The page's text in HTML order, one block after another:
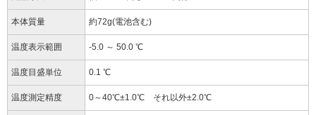
本体質量 約72g(電池含む)
温度表示範囲 -5.0 ～ 50.0 ℃
温度目盛単位 0.1 ℃
温度測定精度 0～40℃±1.0℃ それ以外±2.0℃